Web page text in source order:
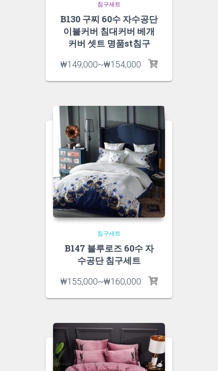
침구세트
B130 구찌 60수 자수공단
이불커버 침대커버 베개
커버 셋트 명품st침구
₩149,000~₩154,000
침구세트
B147 블루로즈 60수 자
수공단 침구세트
₩155,000~₩160,000